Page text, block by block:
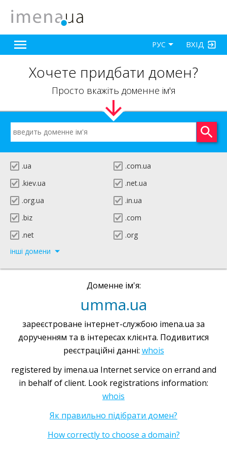
ВХІД
РУС
Хочете придбати домен?
Просто вкажіть доменне ім'я
.ua
.com.ua
.kiev.ua
.net.ua
.org.ua
.in.ua
.biz
.com
.net
.org
інші домени
Доменне ім'я:
umma.ua
зареєстроване інтернет-службою imena.ua за
дорученням та в інтересах клієнта. Подивитися
реєстраційні данні: whois
registered by imena.ua Internet service on errand and
in behalf of client. Look registrations information:
whois
Як правильно підібрати домен?
How correctly to choose a domain?